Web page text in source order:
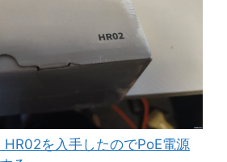
を入手したのでPoE電源